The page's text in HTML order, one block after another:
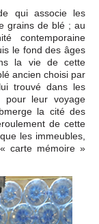
qui associe les
grains de blé ; au
contemporaine
le fond des âges
la vie de cette
ancien choisi par
trouvé dans les
pour leur voyage
la cité des
de cette
les immeubles,
carte mémoire »